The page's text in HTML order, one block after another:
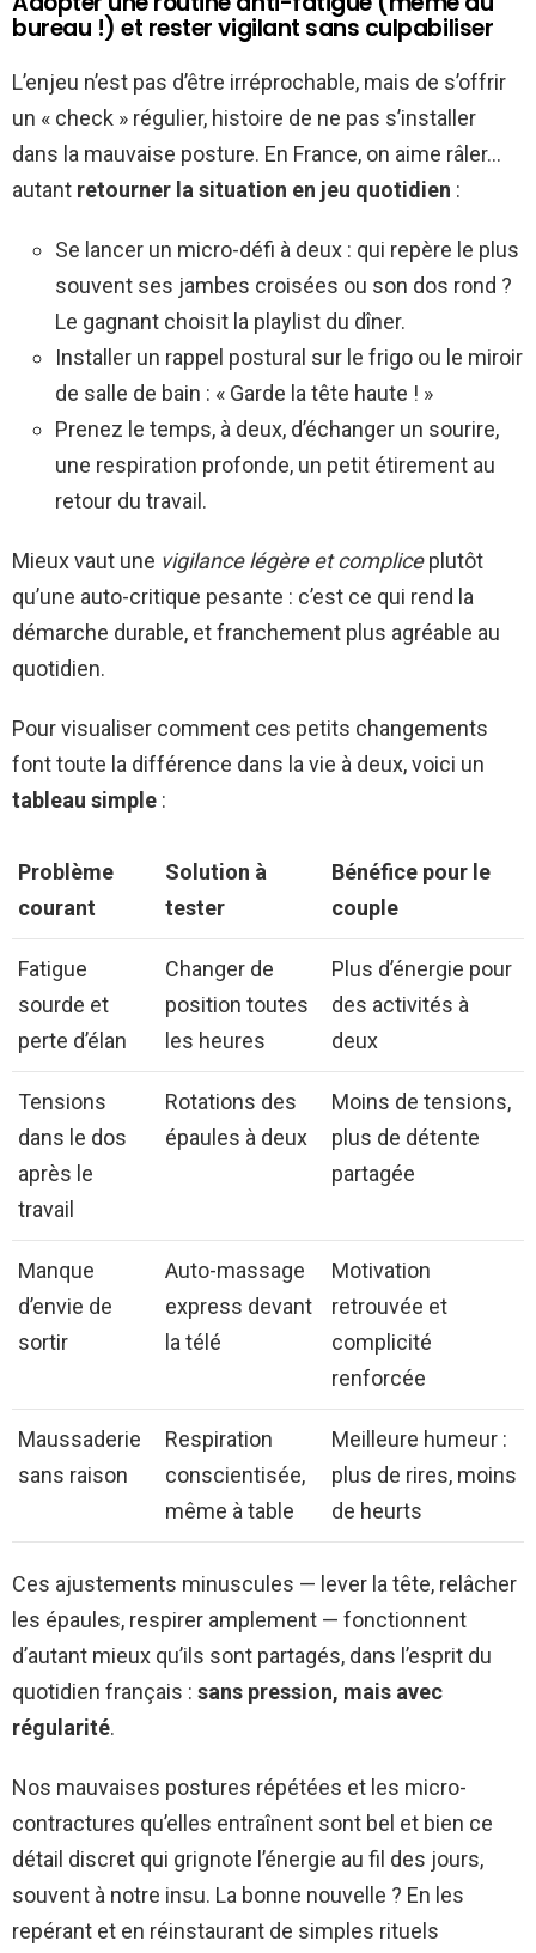
bureau !) et rester vigilant sans culpabiliser
L’enjeu n’est pas d’être irréprochable, mais de s’offrir
un « check » régulier, histoire de ne pas s’installer
dans la mauvaise posture. En France, on aime râler…
autant retourner la situation en jeu quotidien :
Se lancer un micro-défi à deux : qui repère le plus
souvent ses jambes croisées ou son dos rond ?
Le gagnant choisit la playlist du dîner.
Installer un rappel postural sur le frigo ou le miroir
de salle de bain : « Garde la tête haute ! »
Prenez le temps, à deux, d’échanger un sourire,
une respiration profonde, un petit étirement au
retour du travail.
Mieux vaut une vigilance légère et compliceplutôt
qu’une auto-critique pesante : c’est ce qui rend la
démarche durable, et franchement plus agréable au
quotidien.
Pour visualiser comment ces petits changements
font toute la différence dans la vie à deux, voici un
tableau simple :
Problème
courant
Solution à
tester
Bénéfice pour le
couple
Fatigue
sourde et
perte d’élan
Changer de
position toutes
les heures
Plus d’énergie pour
des activités à
deux
Tensions
dans le dos
après le
travail
Rotations des
épaules à deux
Moins de tensions,
plus de détente
partagée
Manque
d’envie de
sortir
Auto-massage
express devant
la télé
Motivation
retrouvée et
complicité
renforcée
Maussaderie
sans raison
Respiration
conscientisée,
même à table
Meilleure humeur :
plus de rires, moins
de heurts
Ces ajustements minuscules — lever la tête, relâcher
les épaules, respirer amplement — fonctionnent
d’autant mieux qu’ils sont partagés, dans l’esprit du
quotidien français : sans pression, mais avec
régularité.
Nos mauvaises postures répétées et les micro-
contractures qu’elles entraînent sont bel et bien ce
détail discret qui grignote l’énergie au fil des jours,
souvent à notre insu. La bonne nouvelle ? En les
repérant et en réinstaurant de simples rituels